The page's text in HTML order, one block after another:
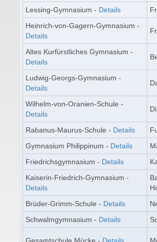
Lessing-Gymnasium - Details
Heinrich-von-Gagern-Gymnasium -
Details
Altes Kurfürstliches Gymnasium -
Details
Ludwig-Georgs-Gymnasium -
Details
Wilhelm-von-Oranien-Schule -
Details
Rabanus-Maurus-Schule - Details
Gymnasium Philippinum - Details
Friedrichsgymnasium - Details
Kaiserin-Friedrich-Gymnasium -
Details
Brüder-Grimm-Schule - Details
Schwalmgymnasium - Details